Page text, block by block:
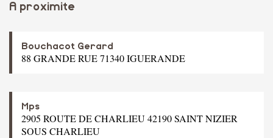
A proximite
Bouchacot Gerard
88 GRANDE RUE 71340 IGUERANDE
Mps
2905 ROUTE DE CHARLIEU 42190 SAINT NIZIER
SOUS CHARLIEU